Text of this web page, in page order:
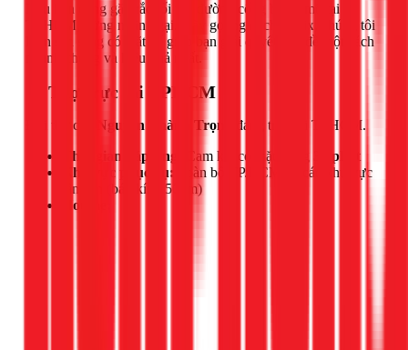
Nếu bạn đang gặp rắc rối với đường cống bị tắc mỡ tại
TPHCM, đừng ngần ngại. Hãy gọi ngay cho 1Fix, chúng tôi
luôn sẵn sàng có mặt để giúp bạn giải quyết vấn đề một cách
nhanh chóng và hiệu quả nhất.
📍 Thợ trực tại TPHCM
Đội thợ của Nguyễn Thành Trọng
đang trực tại TPHCM.
Thời gian đáp ứng:
Cam kết có mặt trong
30 phút
Khu vực phục vụ:
Toàn bộ TP.HCM và các khu vực
lân cận (bán kính 50km)
Hotline: